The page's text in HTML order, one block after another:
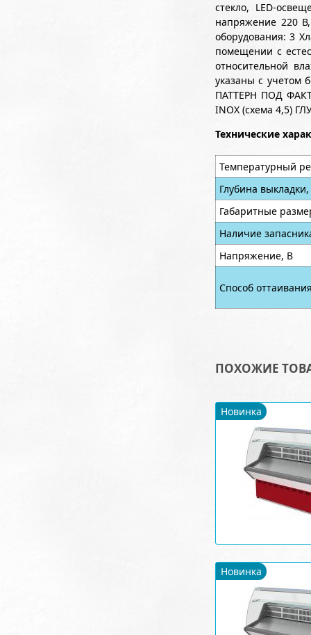
стекло, LED-
напряжение 220
оборудования: 3
помещении с
относительной
указаны с учетом
ПАТТЕРН ПОД
INOX (схема 4,5)
Технические
Температурный
Глубина
Габаритные
Наличие
Напряжение, В
Способ
ПОХОЖИЕ
Новинка
Новинка